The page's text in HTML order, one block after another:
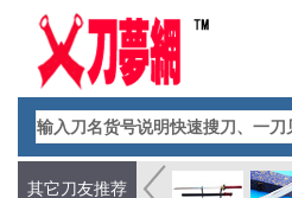
其它刀友推荐